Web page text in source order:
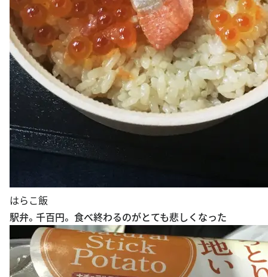
はらこ飯
駅弁。千百円。 食べ終わるのがとても悲しくなった